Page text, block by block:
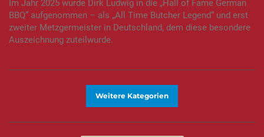
Im Jahr 2025 wurde Dirk Ludwig in die „Hall of Fame German
BBQ“ aufgenommen – als „All Time Butcher Legend“ und erst
zweiter Metzgermeister in Deutschland, dem diese besondere
Auszeichnung zuteilwurde.
Weitere Kategorien